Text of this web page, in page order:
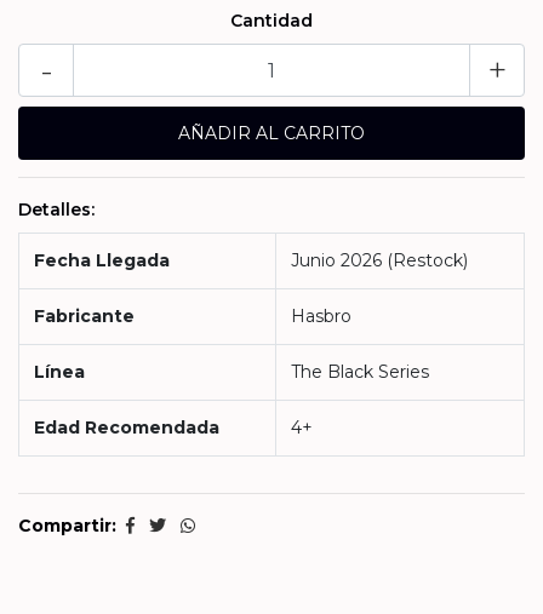
Cantidad
+
-
Detalles:
Fecha Llegada Junio 2026 (Restock)
Fabricante Hasbro
Línea The Black Series
Edad Recomendada 4+
Compartir: